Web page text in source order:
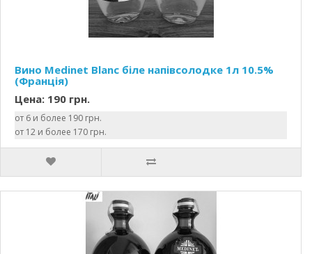
Вино Medinet Blanc біле напівсолодке 1л 10.5%
(Франція)
Цена: 190 грн.
от 6 и более 190 грн.
от 12 и более 170 грн.